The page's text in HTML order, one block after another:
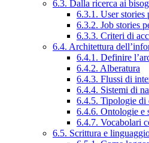
6.3. Dalla ricerca ai
6.3.1. User stories
6.3.2. Job stories
6.3.3. Criteri di
6.4. Architettura
6.4.1. Definire
6.4.2. Alberatura
6.4.3. Flussi di
6.4.4. Sistemi di
6.4.5. Tipologie di
6.4.6. Ontologie e
6.4.7. Vocabolari
6.5. Scrittura e